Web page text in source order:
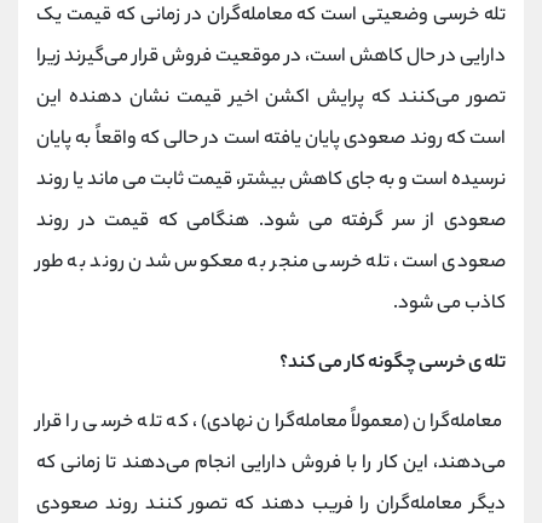
تله خرسی وضعیتی است که معامله‌گران در زمانی که قیمت یک
دارایی در حال کاهش است، در موقعیت فروش قرار می‌گیرند زیرا
تصور می‌کنند که پرایش اکشن اخیر قیمت نشان دهنده این
است که روند صعودی پایان یافته است در حالی که واقعاً به پایان
نرسیده است و به جای کاهش بیشتر، قیمت ثابت می ماند یا روند
صعودی از سر گرفته می شود. هنگامی که قیمت در روند
صعودی است، تله خرسی منجر به معکوس شدن روند به طور
کاذب می شود.
تله ی خرسی چگونه کار می کند؟
معامله‌گران (معمولاً معامله‌گران نهادی)، که تله خرسی را قرار
می‌دهند، این کار را با فروش دارایی انجام می‌دهند تا زمانی که
دیگر معامله‌گران را فریب دهند که تصور کنند روند صعودی